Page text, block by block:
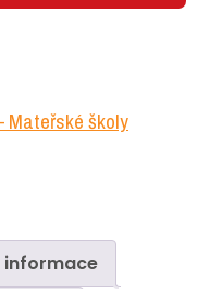
Mateřské školy
informace